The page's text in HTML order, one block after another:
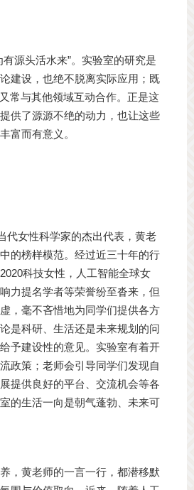
源头活水来”。实验室的研究是
建设，也绝不脱离实际应用；既
常与其他领域互动合作。正是这
供了源源不绝的动力，也让这些
富而有意义。
代女性科学家的杰出代表，黄老
的榜样模范。经过近三十年的行
科技女性，人工智能全球女
力提名学者等荣誉纷至沓来，但
，毫不吝惜地为同学们提供各方
是科研、生活还是未来规划的问
予建设性的意见。实验室有着开
政策；老师会引导同学们发现自
提供良好的平台、交流机会等各
的生活一向是朝气蓬勃、未来可
，黄老师的一言一行，都潜移默